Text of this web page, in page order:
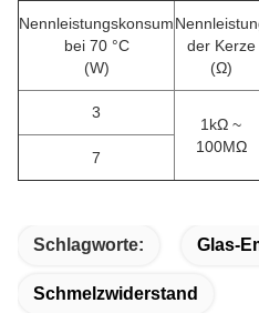
Nennleistungskonsum
bei 70 °C
(W)
der Kerze
(Ω)
3
1kΩ ~
100MΩ
7
Schlagworte: Glas-
Schmelzwiderstand